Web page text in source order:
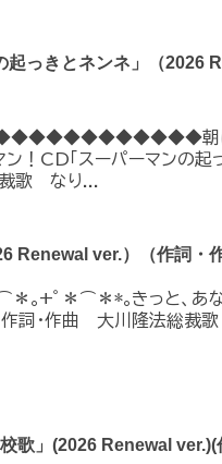
起っきとネンネ」（2026
／◆◆◆◆◆◆◆◆◆◆◆◆朝は
！CD「スーパーマンの起っ
裁歌 なり...
Renewal ver.）（作詞・
｡+ﾟ＊⌒＊*｡きっと、あな
詞・作曲 大川隆法総裁
校歌」(2026 Renewal